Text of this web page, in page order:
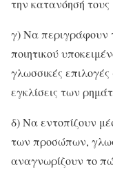
την κατανόησή τους
γ) Να περιγράφουν
ποιητικού
γλωσσικές
εγκλίσεις των
δ) Να εντοπίζουν
των προσώπων,
αναγνωρίζουν το